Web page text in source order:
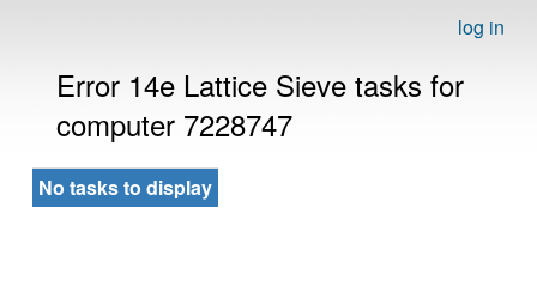
log in
Error 14e Lattice Sieve tasks for
computer 7228747
No tasks to display